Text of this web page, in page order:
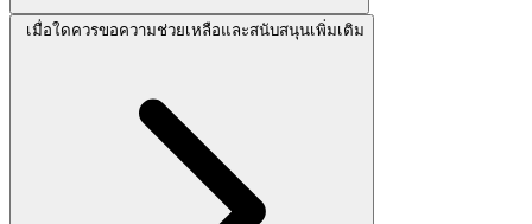
เมื่อใดควรขอความช่วยเหลือและสนับสนุนเพิ่มเติม